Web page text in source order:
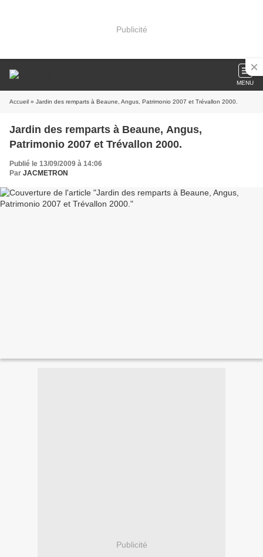
Publicité
MENU
Accueil » Jardin des remparts à Beaune, Angus, Patrimonio 2007 et Trévallon 2000.
Jardin des remparts à Beaune, Angus,
Patrimonio 2007 et Trévallon 2000.
Publié le 13/09/2009 à 14:06
Par JACMETRON
Publicité